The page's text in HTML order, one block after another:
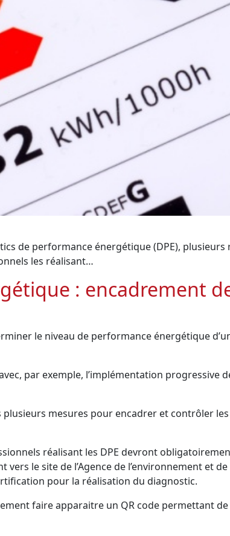
de performance énergétique (DPE), plusieurs
les réalisant…
: encadrement
le niveau de performance énergétique
par exemple, l’implémentation progressive
mesures pour encadrer et contrôler
réalisant les DPE devront
le site de l’Agence de l’environnement et
pour la réalisation du diagnostic.
faire apparaitre un QR code permettant